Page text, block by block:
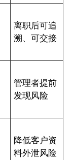
离职后可追
溯、可交接
管理者提前
发现风险
降低客户资
料外泄风险